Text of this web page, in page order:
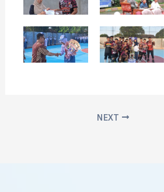
NEXT